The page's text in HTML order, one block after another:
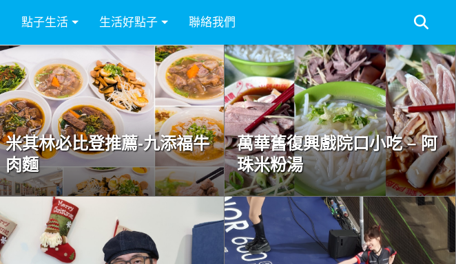
點子生活 生活好點子 聯絡我們
米其林必比登推薦-九添福牛
肉麵
萬華舊復興戲院口小吃 – 阿
珠米粉湯